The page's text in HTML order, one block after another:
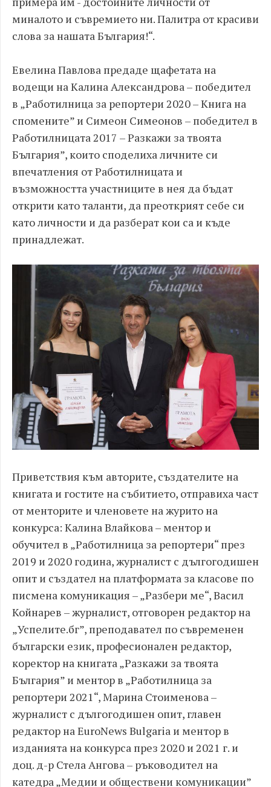
миналото и съвремието ни. Палитра от красиви
слова за нашата България!“.
Евелина Павлова предаде щафетата на
водещи на Калина Александрова – победител
в „Работилница за репортери 2020 – Книга на
спомените” и Симеон Симеонов – победител в
Работилницата 2017 – Разкажи за твоята
България”, които споделиха личните си
впечатления от Работилницата и
възможността участниците в нея да бъдат
открити като таланти, да преоткрият себе си
като личности и да разберат кои са и къде
принадлежат.
Приветствия към авторите, създателите на
книгата и гостите на събитието, отправиха част
от менторите и членовете на журито на
конкурса: Калина Влайкова – ментор и
обучител в „Работилница за репортери“ през
2019 и 2020 година, журналист с дългогодишен
опит и създател на платформата за класове по
писмена комуникация – „Разбери ме“, Васил
Койнарев – журналист, отговорен редактор на
„Успелите.бг”, преподавател по съвременен
български език, професионален редактор,
коректор на книгата „Разкажи за твоята
България” и ментор в „Работилница за
репортери 2021“, Марина Стоименова –
журналист с дългогодишен опит, главен
редактор на EuroNews Bulgaria и ментор в
изданията на конкурса през 2020 и 2021 г. и
доц. д-р Стела Ангова – ръководител на
катедра „Медии и обществени комуникации”